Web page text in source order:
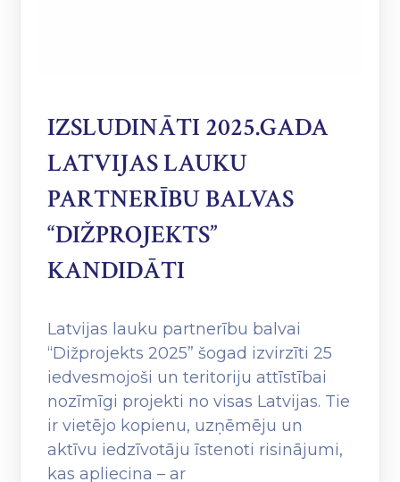
IZSLUDINĀTI 2025.GADA
LATVIJAS LAUKU
PARTNERĪBU BALVAS
“DIŽPROJEKTS”
KANDIDĀTI
Latvijas lauku partnerību balvai
“Dižprojekts 2025” šogad izvirzīti 25
iedvesmojoši un teritoriju attīstībai
nozīmīgi projekti no visas Latvijas. Tie
ir vietējo kopienu, uzņēmēju un
aktīvu iedzīvotāju īstenoti risinājumi,
kas apliecina – ar